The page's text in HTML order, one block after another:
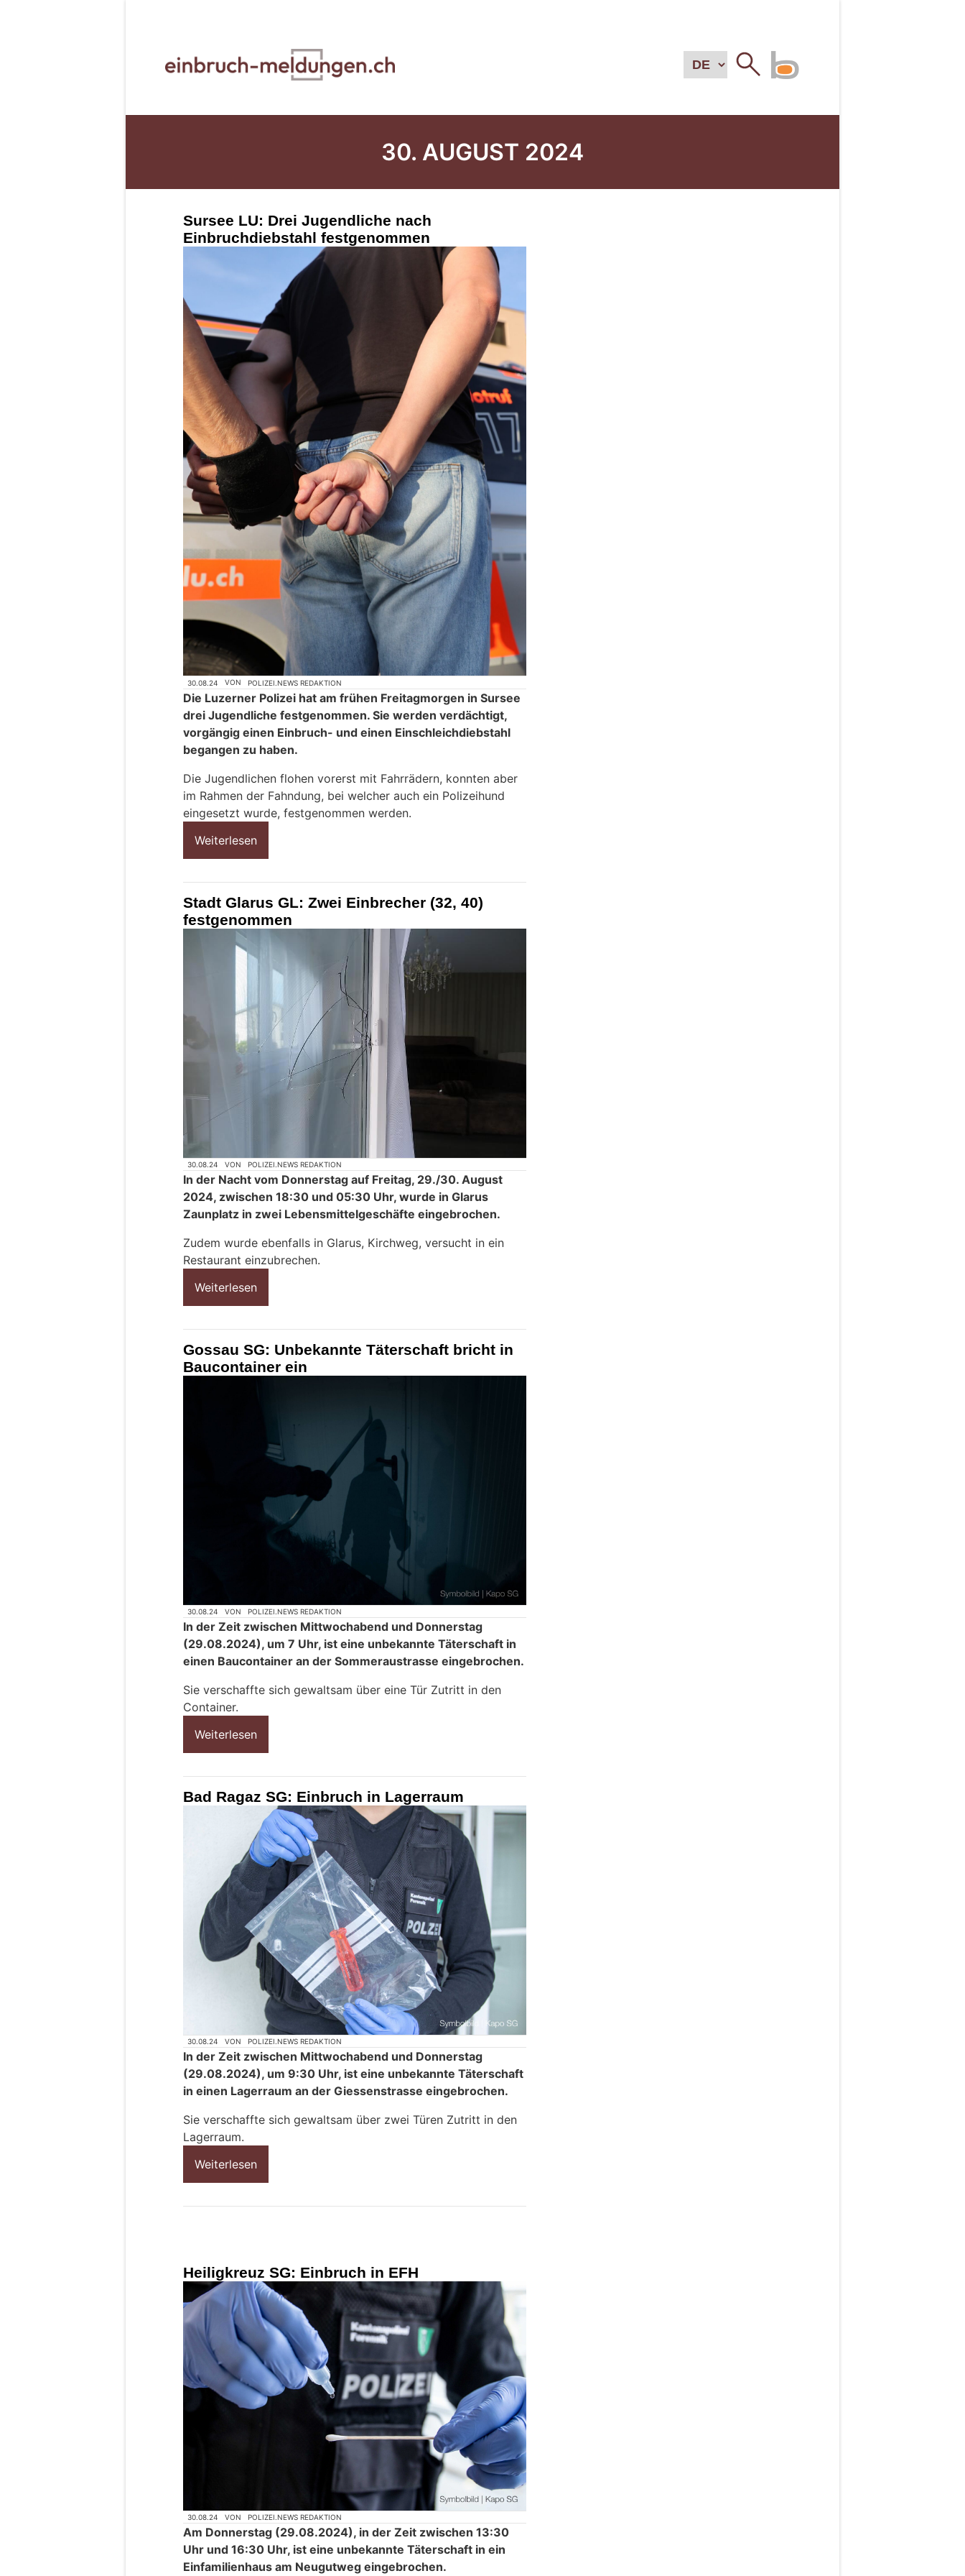
30. AUGUST 2024
Sursee LU: Drei Jugendliche nach
Einbruchdiebstahl festgenommen
30.08.24 VON POLIZEI.NEWS REDAKTION
Die Luzerner Polizei hat am frühen Freitagmorgen in Sursee
drei Jugendliche festgenommen. Sie werden verdächtigt,
vorgängig einen Einbruch- und einen Einschleichdiebstahl
begangen zu haben.
Die Jugendlichen flohen vorerst mit Fahrrädern, konnten aber
im Rahmen der Fahndung, bei welcher auch ein Polizeihund
eingesetzt wurde, festgenommen werden.
Weiterlesen
Stadt Glarus GL: Zwei Einbrecher (32, 40)
festgenommen
30.08.24 VON POLIZEI.NEWS REDAKTION
In der Nacht vom Donnerstag auf Freitag, 29./30. August
2024, zwischen 18:30 und 05:30 Uhr, wurde in Glarus
Zaunplatz in zwei Lebensmittelgeschäfte eingebrochen.
Zudem wurde ebenfalls in Glarus, Kirchweg, versucht in ein
Restaurant einzubrechen.
Weiterlesen
Gossau SG: Unbekannte Täterschaft bricht in
Baucontainer ein
30.08.24 VON POLIZEI.NEWS REDAKTION
In der Zeit zwischen Mittwochabend und Donnerstag
(29.08.2024), um 7 Uhr, ist eine unbekannte Täterschaft in
einen Baucontainer an der Sommeraustrasse eingebrochen.
Sie verschaffte sich gewaltsam über eine Tür Zutritt in den
Container.
Weiterlesen
Bad Ragaz SG: Einbruch in Lagerraum
30.08.24 VON POLIZEI.NEWS REDAKTION
In der Zeit zwischen Mittwochabend und Donnerstag
(29.08.2024), um 9:30 Uhr, ist eine unbekannte Täterschaft
in einen Lagerraum an der Giessenstrasse eingebrochen.
Sie verschaffte sich gewaltsam über zwei Türen Zutritt in den
Lagerraum.
Weiterlesen
Heiligkreuz SG: Einbruch in EFH
30.08.24 VON POLIZEI.NEWS REDAKTION
Am Donnerstag (29.08.2024), in der Zeit zwischen 13:30
Uhr und 16:30 Uhr, ist eine unbekannte Täterschaft in ein
Einfamilienhaus am Neugutweg eingebrochen.